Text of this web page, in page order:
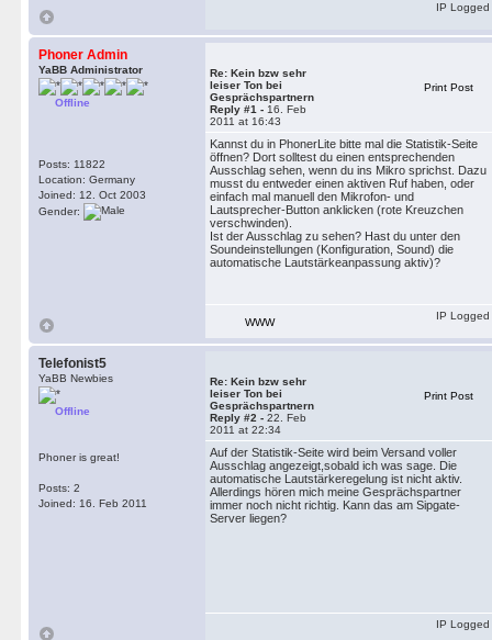
IP Logged
Phoner Admin
YaBB Administrator
Offline
Posts: 11822
Location: Germany
Joined: 12. Oct 2003
Gender:
Re: Kein bzw sehr
leiser Ton bei
Gesprächspartnern
Reply #1 - 16. Feb
2011 at 16:43
Print Post
Kannst du in PhonerLite bitte mal die Statistik-Seite
öffnen? Dort solltest du einen entsprechenden
Ausschlag sehen, wenn du ins Mikro sprichst. Dazu
musst du entweder einen aktiven Ruf haben, oder
einfach mal manuell den Mikrofon- und
Lautsprecher-Button anklicken (rote Kreuzchen
verschwinden).
Ist der Ausschlag zu sehen? Hast du unter den
Soundeinstellungen (Konfiguration, Sound) die
automatische Lautstärkeanpassung aktiv)?
WWW
IP Logged
Telefonist5
YaBB Newbies
Offline
Phoner is great!
Posts: 2
Joined: 16. Feb 2011
Re: Kein bzw sehr
leiser Ton bei
Gesprächspartnern
Reply #2 - 22. Feb
2011 at 22:34
Print Post
Auf der Statistik-Seite wird beim Versand voller
Ausschlag angezeigt,sobald ich was sage. Die
automatische Lautstärkeregelung ist nicht aktiv.
Allerdings hören mich meine Gesprächspartner
immer noch nicht richtig. Kann das am Sipgate-
Server liegen?
IP Logged